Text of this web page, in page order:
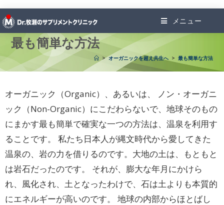
メニュー
最も簡単な方法
> オーガニックを超え共生へ > 最も簡単な方法
オーガニック（Organic）、あるいは、 ノン・オーガニ
ック（Non-Organic）にこだわらないで、地球そのもの
にまかす最も簡単で確実な一つの方法は、温泉を利用す
ることです。 私たち日本人が縄文時代から愛してきた
温泉の、岩の力を借りるのです。大地の土は、もともと
は岩石だったのです。 それが、膨大な年月にかけら
れ、風化され、土となったわけで、石は土よりも本質的
にエネルギーが高いのです。 地球の内部からほとばし